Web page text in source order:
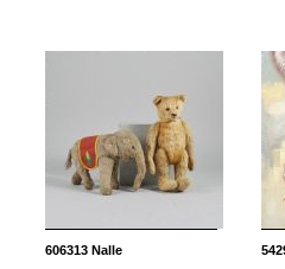
606313 Nalle